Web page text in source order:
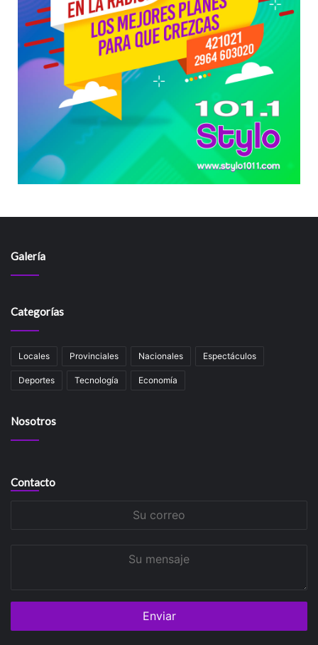
Galería
Categorías
Locales Provinciales Nacionales Espectáculos
Deportes Tecnología Economía
Nosotros
Contacto